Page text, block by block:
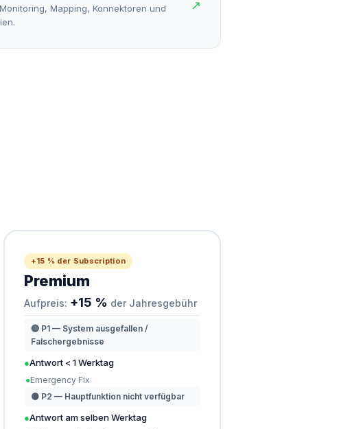
Mapping, Konnektoren und
↗
+15 % der Subscription
Premium
Aufpreis: +15 % der Jahresgebühr
🔴 P1 — System ausgefallen /
Falschergebnisse
●Antwort < 1 Werktag
●Emergency Fix
🟡 P2 — Hauptfunktion nicht verfügbar
●Antwort am selben Werktag